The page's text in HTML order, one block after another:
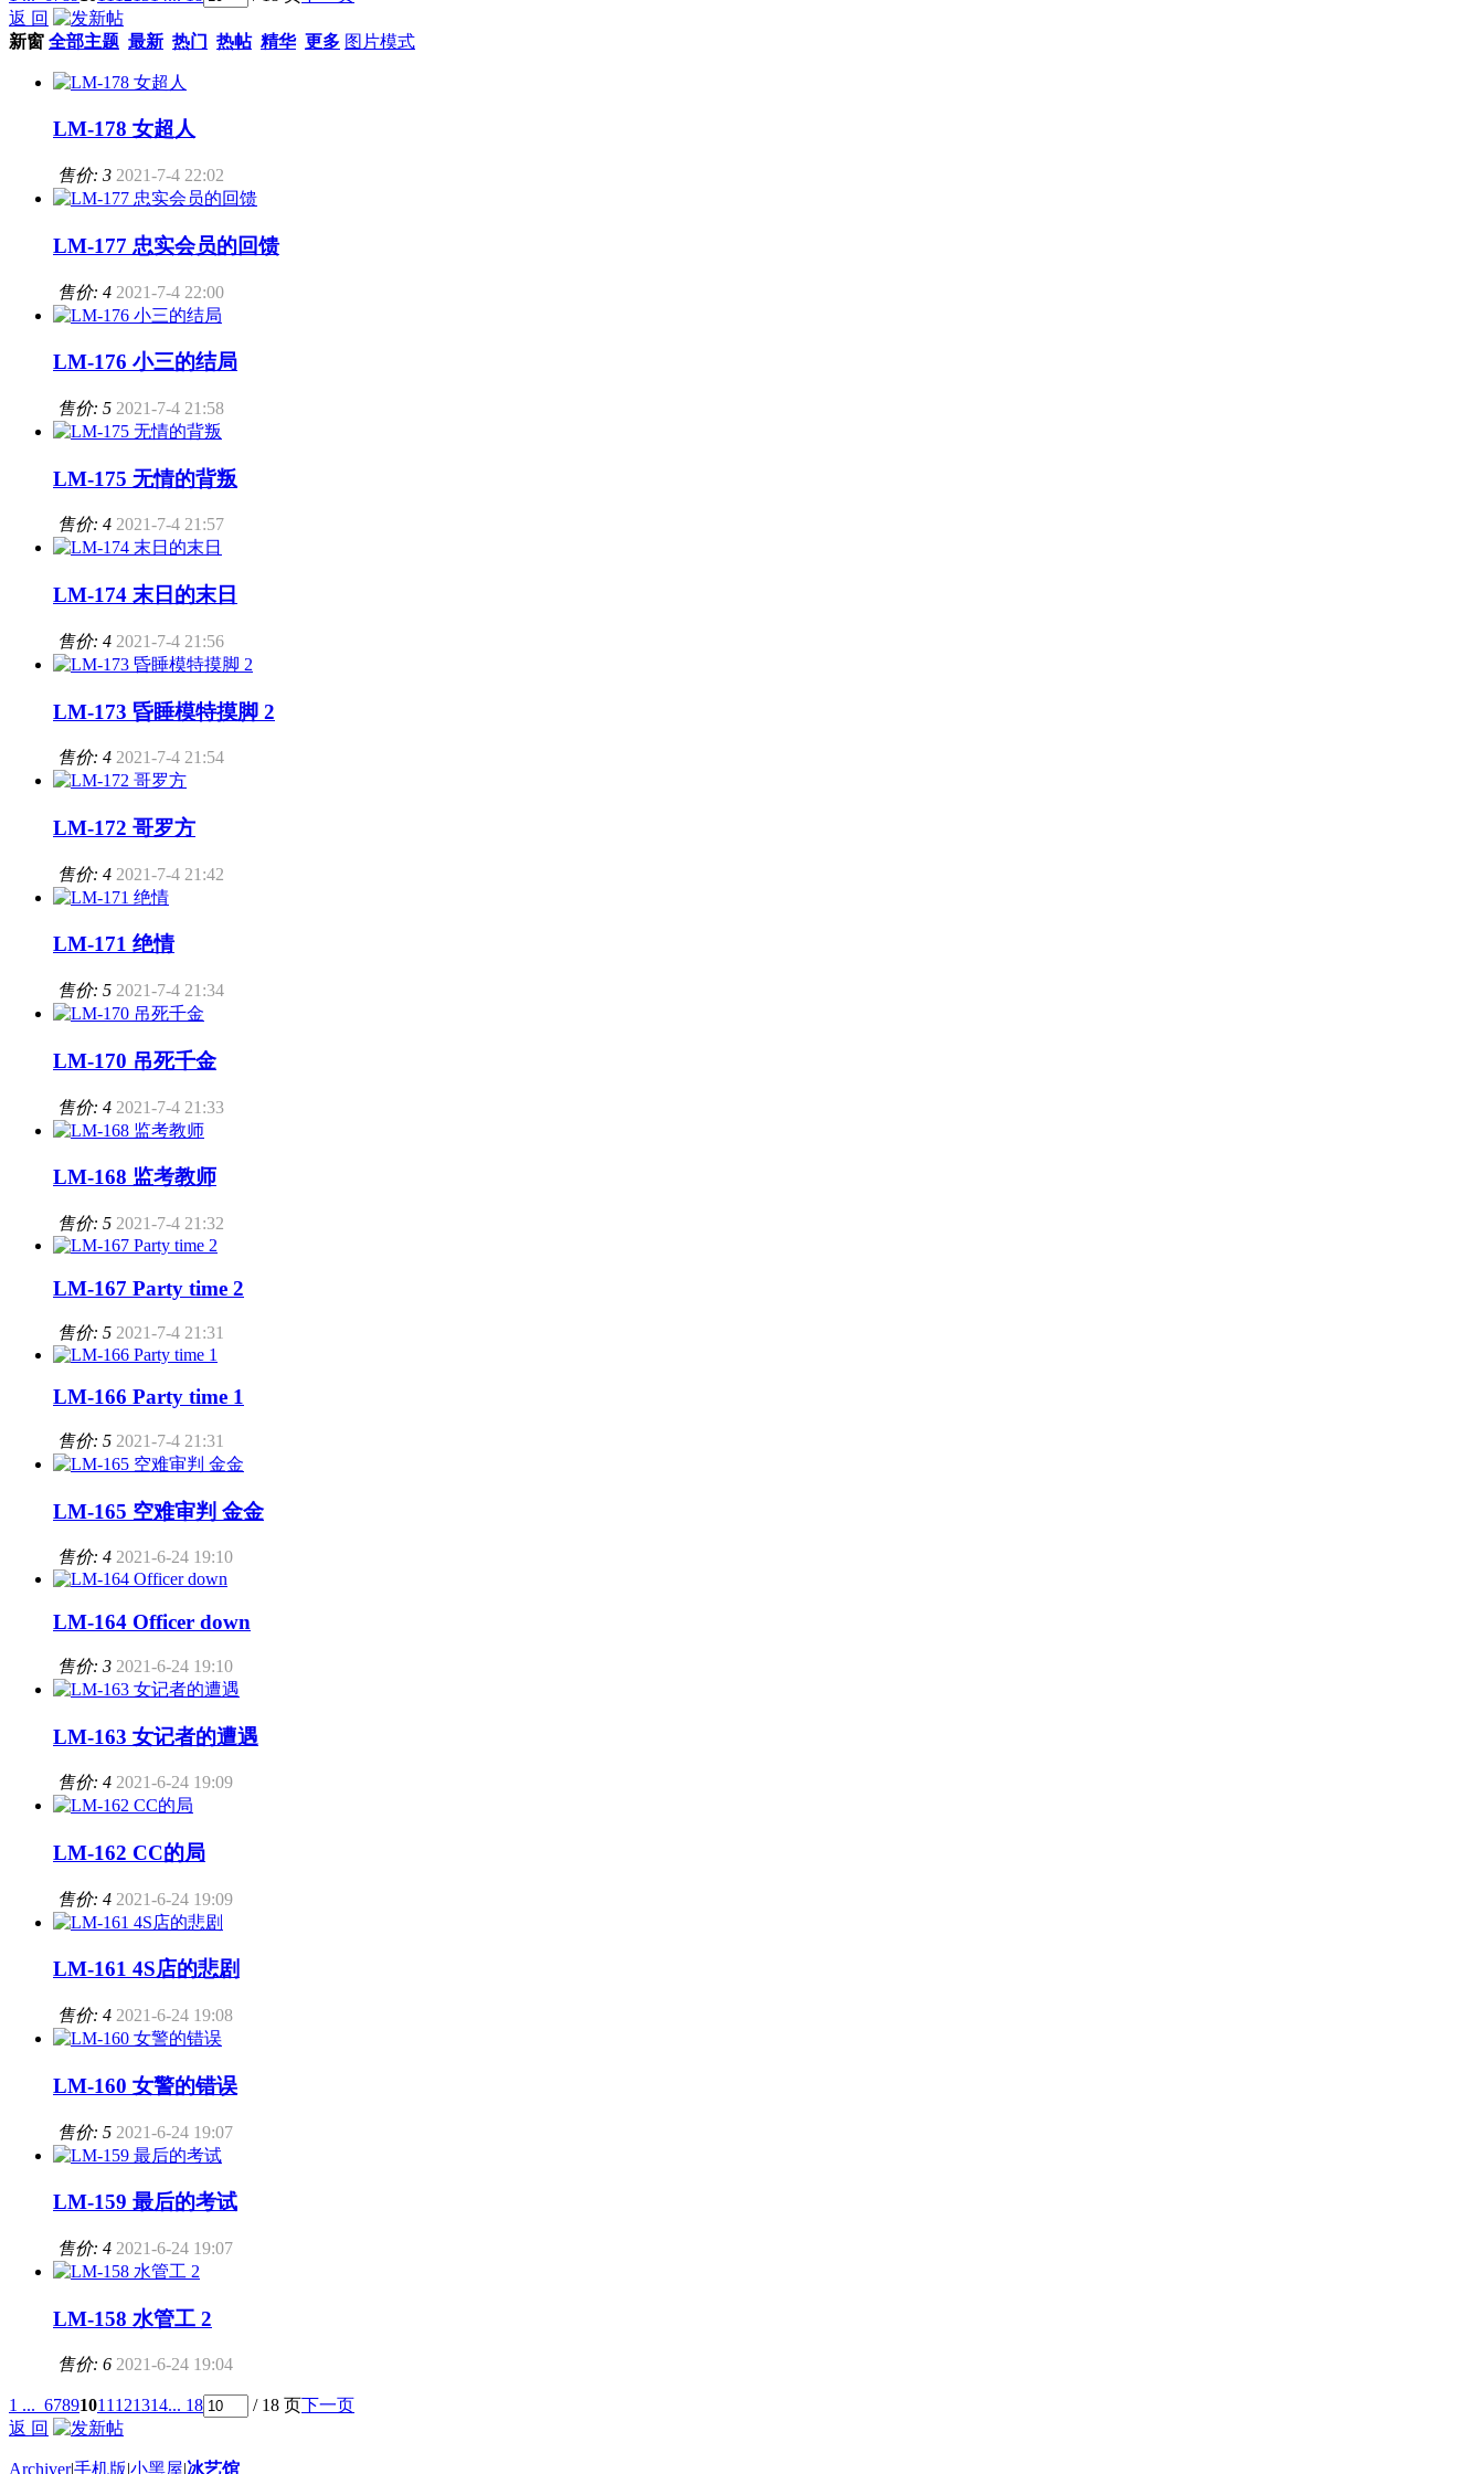
返 回
新窗 全部主题 最新 热门 热帖 精华 更多 图片模式
LM-178 女超人
售价: 3 2021-7-4 22:02
LM-177 忠实会员的回馈
售价: 4 2021-7-4 22:00
LM-176 小三的结局
售价: 5 2021-7-4 21:58
LM-175 无情的背叛
售价: 4 2021-7-4 21:57
LM-174 末日的末日
售价: 4 2021-7-4 21:56
LM-173 昏睡模特摸脚 2
售价: 4 2021-7-4 21:54
LM-172 哥罗方
售价: 4 2021-7-4 21:42
LM-171 绝情
售价: 5 2021-7-4 21:34
LM-170 吊死千金
售价: 4 2021-7-4 21:33
LM-168 监考教师
售价: 5 2021-7-4 21:32
LM-167 Party time 2
售价: 5 2021-7-4 21:31
LM-166 Party time 1
售价: 5 2021-7-4 21:31
LM-165 空难审判 金金
售价: 4 2021-6-24 19:10
LM-164 Officer down
售价: 3 2021-6-24 19:10
LM-163 女记者的遭遇
售价: 4 2021-6-24 19:09
LM-162 CC的局
售价: 4 2021-6-24 19:09
LM-161 4S店的悲剧
售价: 4 2021-6-24 19:08
LM-160 女警的错误
售价: 5 2021-6-24 19:07
LM-159 最后的考试
售价: 4 2021-6-24 19:07
LM-158 水管工 2
售价: 6 2021-6-24 19:04
1 ... 67891011121314... 18 / 18 页下一页
返 回
Archiver|手机版|小黑屋|冰艺馆